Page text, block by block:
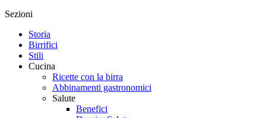
Sezioni
Storia
Birrifici
Stili
Cucina
Ricette con la birra
Abbinamenti gastronomici
Salute
Benefici